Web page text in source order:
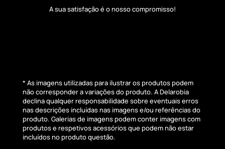
A sua satisfação é o nosso compromisso!
* As imagens utilizadas para ilustrar os produtos podem
não corresponder a variações do produto. A Delarobia
declina qualquer responsabilidade sobre eventuais erros
nas descrições incluídas nas imagens e/ou referências do
produto. Galerias de imagens podem conter imagens com
produtos e respetivos acessórios que podem não estar
incluídos no produto questão.